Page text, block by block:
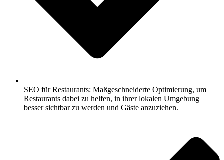
SEO für Restaurants: Maßgeschneiderte Optimierung, um
Restaurants dabei zu helfen, in ihrer lokalen Umgebung
besser sichtbar zu werden und Gäste anzuziehen.